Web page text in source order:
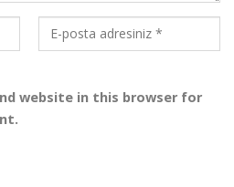
website in this browser for